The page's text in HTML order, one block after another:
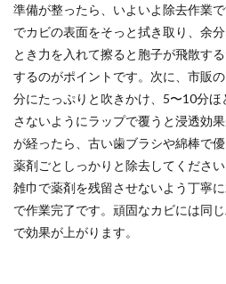
準備が整ったら、いよいよ除去作業
でカビの表面をそっと拭き取り、余
とき力を入れて擦ると胞子が飛散す
するのがポイントです。次に、市販
分にたっぷりと吹きかけ、5〜10分
さないようにラップで覆うと浸透効
が経ったら、古い歯ブラシや綿棒で
薬剤ごとしっかりと除去してくださ
雑巾で薬剤を残留させないよう丁寧
で作業完了です。頑固なカビには同
で効果が上がります。